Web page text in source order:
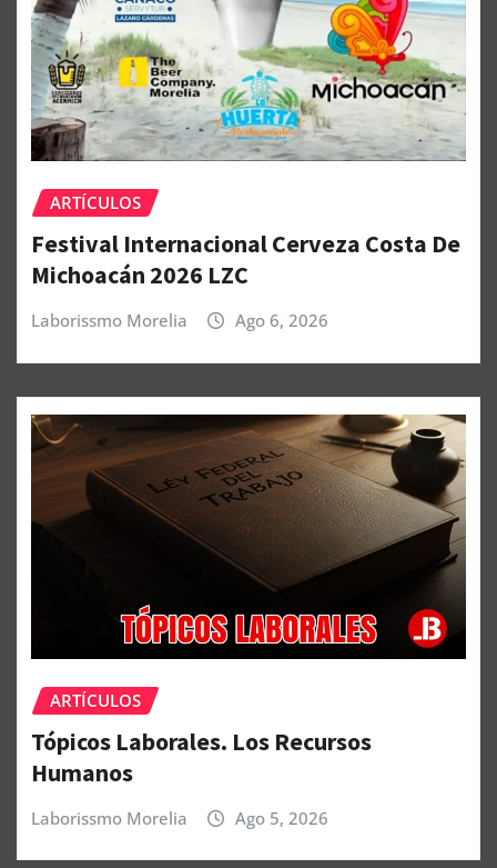
ARTÍCULOS
Festival Internacional Cerveza Costa De
Michoacán 2026 LZC
Laborissmo Morelia Ago 6, 2026
ARTÍCULOS
Tópicos Laborales. Los Recursos
Humanos
Laborissmo Morelia Ago 5, 2026